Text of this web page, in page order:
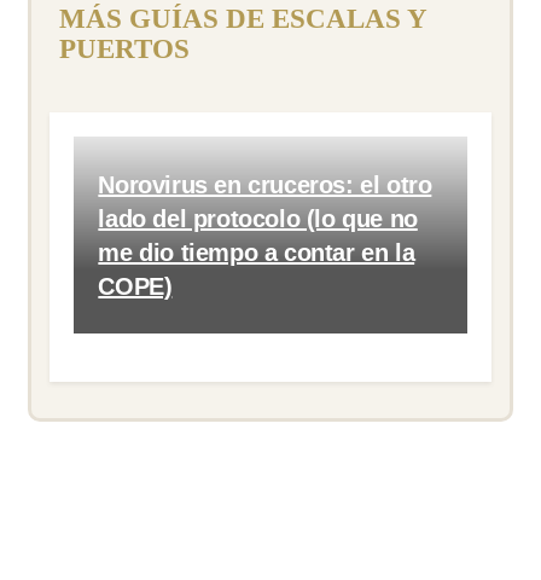
MÁS GUÍAS DE ESCALAS Y
PUERTOS
Norovirus en cruceros: el otro
lado del protocolo (lo que no
me dio tiempo a contar en la
COPE)